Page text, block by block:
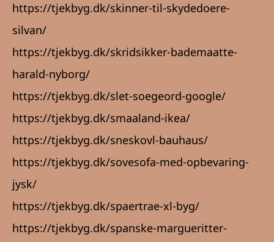
https://tjekbyg.dk/skinner-til-skydedoere-
silvan/
https://tjekbyg.dk/skridsikker-bademaatte-
harald-nyborg/
https://tjekbyg.dk/slet-soegeord-google/
https://tjekbyg.dk/smaaland-ikea/
https://tjekbyg.dk/sneskovl-bauhaus/
https://tjekbyg.dk/sovesofa-med-opbevaring-
jysk/
https://tjekbyg.dk/spaertrae-xl-byg/
https://tjekbyg.dk/spanske-margueritter-